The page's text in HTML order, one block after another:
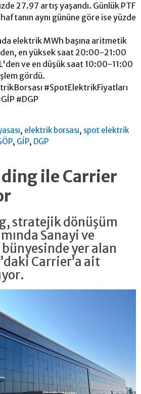
27.97 artış yaşandı. Günlük PTF
aynı gününe göre ise yüzde
elektrik MWh başına aritmetik
en yüksek saat 20:00-21:00
ve en düşük saat 10:00-11:00
gördü.
#SpotElektrikFiyatları
#DGP
, elektrik borsası, spot elektrik
, GİP, DGP
ile Carrier
stratejik dönüşüm
Sanayi ve
yer alan
Carrier’a ait